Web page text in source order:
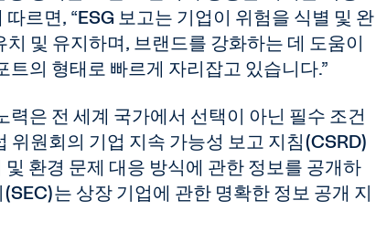
따르면, “ESG 보고는 기업이 위험을 식별 및 완
및 유지하며, 브랜드를 강화하는 데 도움이
의 형태로 빠르게 자리잡고 있습니다.”
은 전 세계 국가에서 선택이 아닌 필수 조건
원회의 기업 지속 가능성 보고 지침(CSRD)
환경 문제 대응 방식에 관한 정보를 공개하
는 상장 기업에 관한 명확한 정보 공개 지